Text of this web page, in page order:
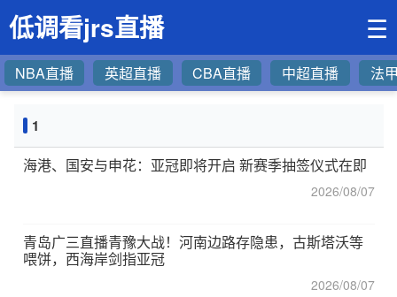
低调看jrs直播 ☰
NBA直播 英超直播 CBA直播 中超直播 法
1
海港、国安与申花：亚冠即将开启 新赛季抽签仪式在即
2026/08/07
青岛广三直播青豫大战！河南边路存隐患，古斯塔沃等
喂饼，西海岸剑指亚冠
2026/08/07